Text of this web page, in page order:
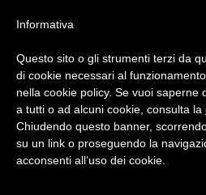
bimbi e viaggi - family travel
Informativa
Questo sito o gli strumenti terzi da
di cookie necessari al
nella cookie policy. Se vuoi saperne
a tutti o ad alcuni cookie, consulta la
Chiudendo questo banner,
su un link o proseguendo la
acconsenti all’uso dei cookie.